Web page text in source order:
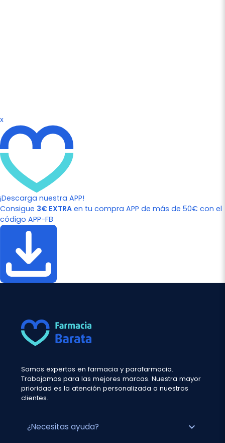
x
¡Descarga nuestra APP!
Consigue 3€ EXTRA en tu compra APP de más de 50€ con el
código APP-FB
Somos expertos en farmacia y parafarmacia.
Trabajamos para las mejores marcas. Nuestra mayor
prioridad es la atención personalizada a nuestros
clientes.
¿Necesitas ayuda? expand_more